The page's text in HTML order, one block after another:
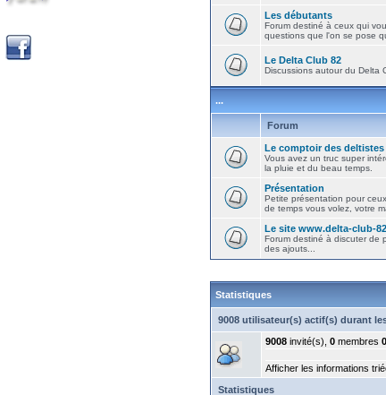
Les débutants
Forum destiné à ceux qui
questions que l'on se pose
Le Delta Club 82
Discussions autour du Delta
...
Forum
Le comptoir des deltistes
Vous avez un truc super
la pluie et du beau temps.
Présentation
Petite présentation pour
de temps vous volez, votre
Le site www.delta-club-
Forum destiné à discuter de
des ajouts...
Statistiques
9008 utilisateur(s) actif(s) durant
9008 invité(s), 0 membres 0
Afficher les informations
Statistiques